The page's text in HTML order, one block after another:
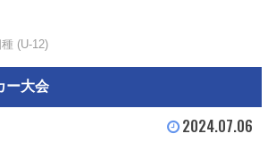
種 (U-12)
ー大会
2024.07.06